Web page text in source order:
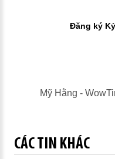
Đăng ký
Mỹ Hằng -
CÁC TIN KHÁC